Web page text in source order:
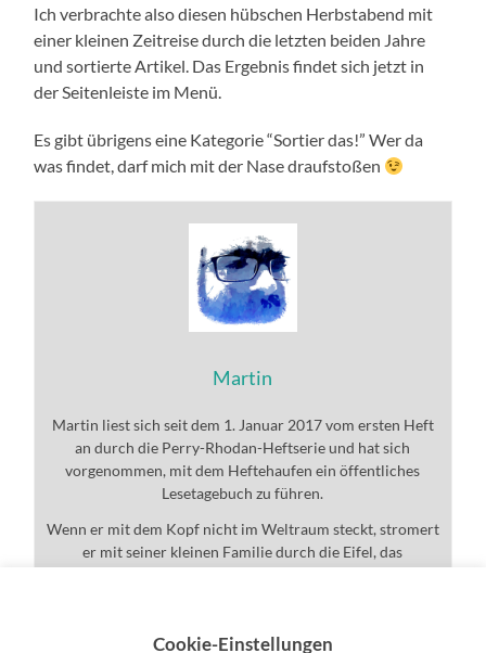
Ich verbrachte also diesen hübschen Herbstabend mit
einer kleinen Zeitreise durch die letzten beiden Jahre
und sortierte Artikel. Das Ergebnis findet sich jetzt in
der Seitenleiste im Menü.
Es gibt übrigens eine Kategorie “Sortier das!” Wer da
was findet, darf mich mit der Nase draufstoßen
Martin
Martin liest sich seit dem 1. Januar 2017 vom ersten Heft
an durch die Perry-Rhodan-Heftserie und hat sich
vorgenommen, mit dem Heftehaufen ein öffentliches
Lesetagebuch zu führen.
Wenn er mit dem Kopf nicht im Weltraum steckt, stromert
er mit seiner kleinen Familie durch die Eifel, das
Cookie-Einstellungen